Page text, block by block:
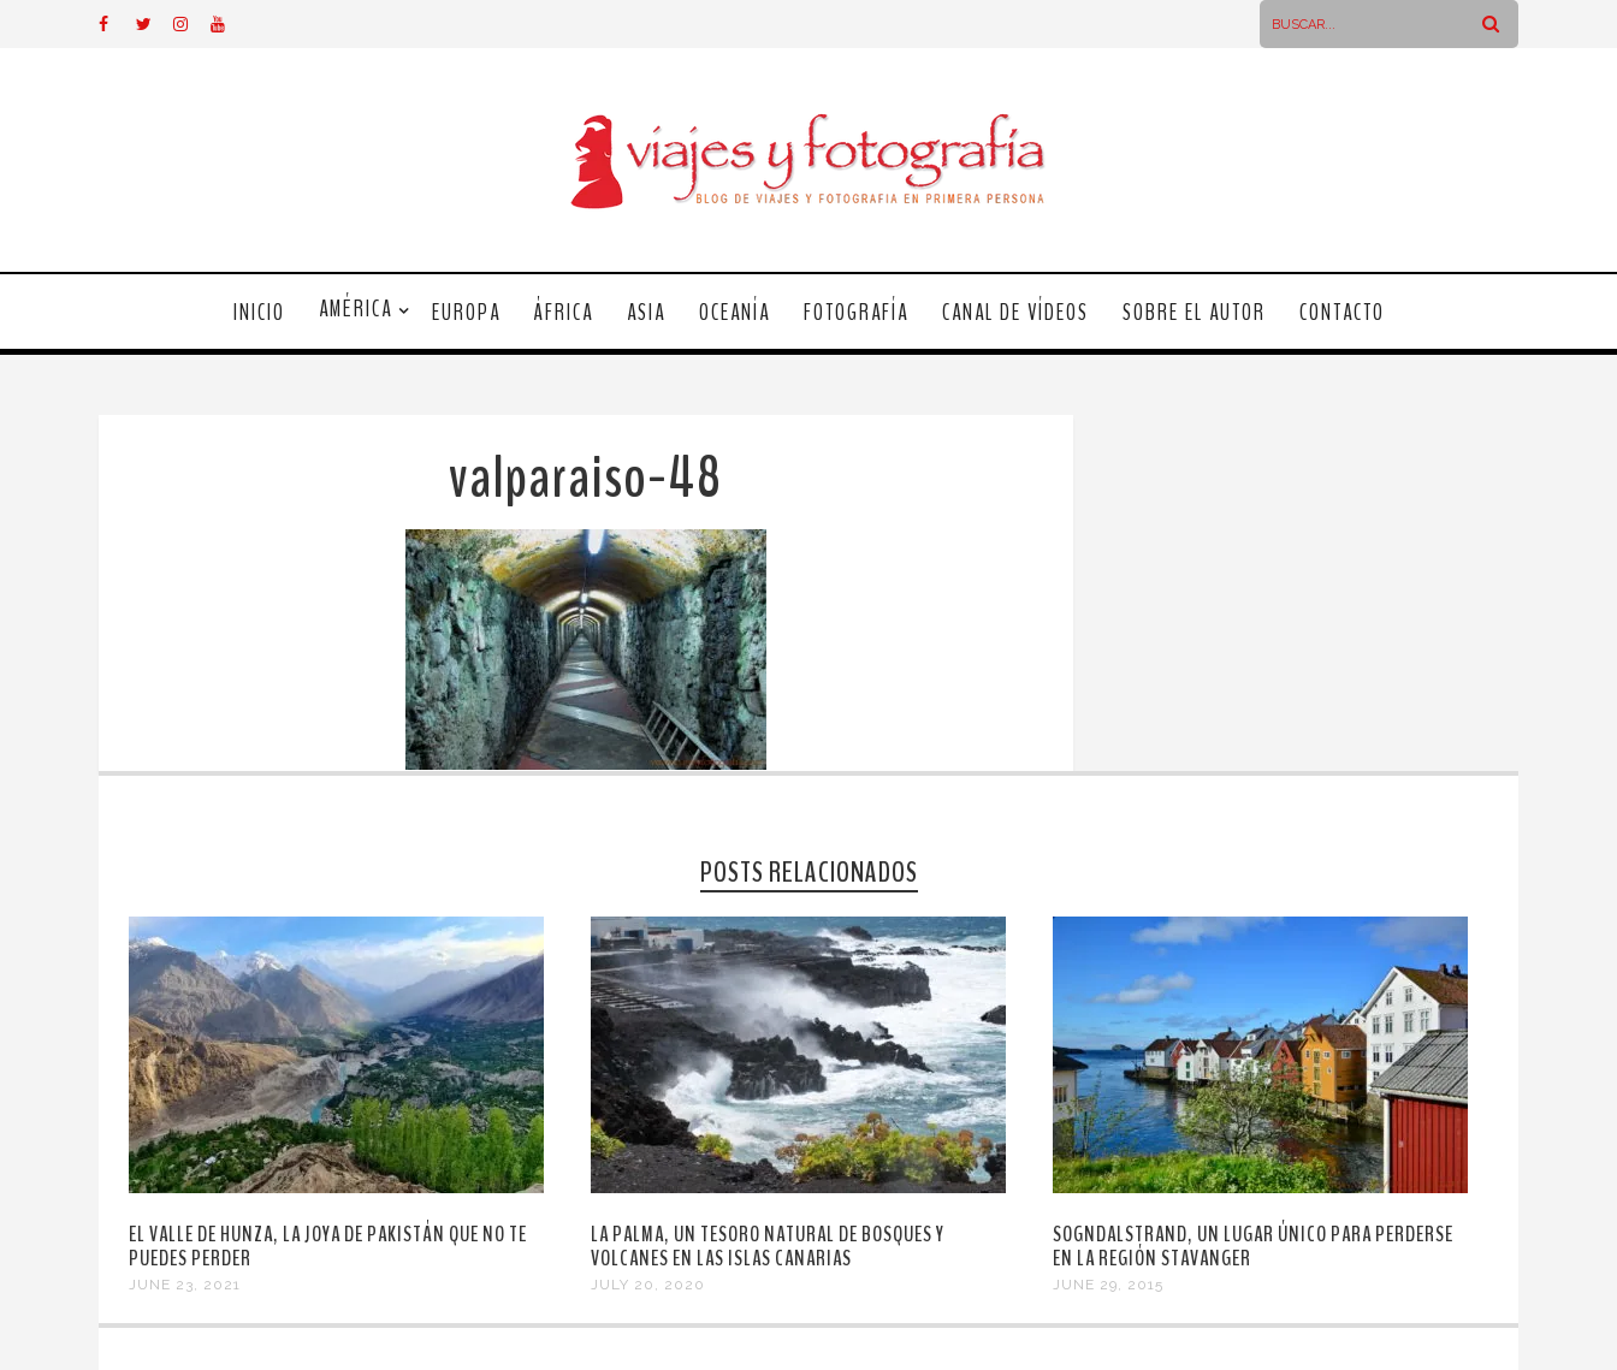
INICIO AMÉRICA EUROPA ÁFRICA ASIA OCEANÍA FOTOGRAFÍA CANAL DE VÍDEOS SOBRE EL AUTOR CONTACTO
valparaiso-48
POSTS RELACIONADOS
EL VALLE DE HUNZA, LA JOYA DE PAKISTÁN QUE NO TE
PUEDES PERDER
JUNE 23, 2021
LA PALMA, UN TESORO NATURAL DE BOSQUES Y
VOLCANES EN LAS ISLAS CANARIAS
JULY 20, 2020
SOGNDALSTRAND, UN LUGAR ÚNICO PARA PERDERSE
EN LA REGIÓN STAVANGER
JUNE 29, 2015